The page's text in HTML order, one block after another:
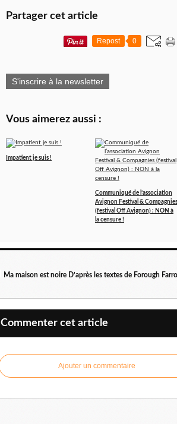
Partager cet article
Repost 0
S'inscrire à la newsletter
Vous aimerez aussi :
Impatient je suis !
Communiqué de l’association
Avignon Festival & Compagnies
(festival Off Avignon) : NON à
la censure !
Commenter cet article
Ajouter un commentaire